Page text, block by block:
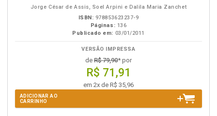
Jorge César de Assis, Soel Arpini e Dalila Maria Zanchet
ISBN: 978853623237-9
Páginas: 136
Publicado em: 03/01/2011
VERSÃO IMPRESSA
de R$ 79,90* por
R$ 71,91
em 2x de R$ 35,96
ADICIONAR AO
CARRINHO